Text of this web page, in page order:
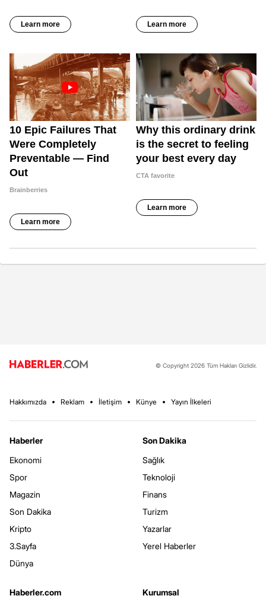
© Copyright 2026 Tüm Hakları Gizlidir.
Hakkımızda Reklam İletişim Künye Yayın İlkeleri
Haberler
Ekonomi
Spor
Magazin
Son Dakika
Kripto
3.Sayfa
Dünya
Son Dakika
Sağlık
Teknoloji
Finans
Turizm
Yazarlar
Yerel Haberler
Haberler.com
Kurumsal